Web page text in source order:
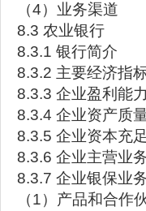
（4）业务渠道
8.3 农业银行
8.3.1 银行简介
8.3.2 主要经济指
8.3.3 企业盈利能
8.3.4 企业资产质
8.3.5 企业资本充
8.3.6 企业主营业
8.3.7 企业银保业
（1）产品和合作